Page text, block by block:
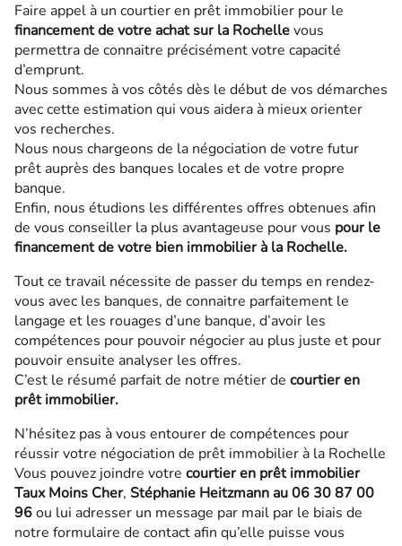
Faire appel à un courtier en prêt immobilier pour le
financement de votre achat sur la Rochellevous
permettra de connaitre précisément votre capacité
d’emprunt.
Nous sommes à vos côtés dès le début de vos démarches
avec cette estimation qui vous aidera à mieux orienter
vos recherches.
Nous nous chargeons de la négociation de votre futur
prêt auprès des banques locales et de votre propre
banque.
Enfin, nous étudions les différentes offres obtenues afin
de vous conseiller la plus avantageuse pour vous pour le
financement de votre bien immobilier à la Rochelle.
Tout ce travail nécessite de passer du temps en rendez-
vous avec les banques, de connaitre parfaitement le
langage et les rouages d’une banque, d’avoir les
compétences pour pouvoir négocier au plus juste et pour
pouvoir ensuite analyser les offres.
C’est le résumé parfait de notre métier de courtier en
prêt immobilier.
N’hésitez pas à vous entourer de compétences pour
réussir votre négociation de prêt immobilier à la Rochelle
Vous pouvez joindre votre courtier en prêt immobilier
Taux Moins Cher, Stéphanie Heitzmann au 06 30 87 00
96ou lui adresser un message par mail par le biais de
notre formulaire de contact afin qu’elle puisse vous